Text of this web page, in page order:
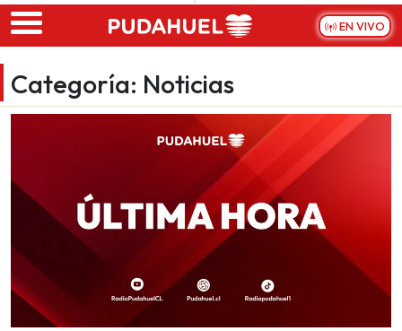
Skip to main content
EN VIVO
Categoría: Noticias